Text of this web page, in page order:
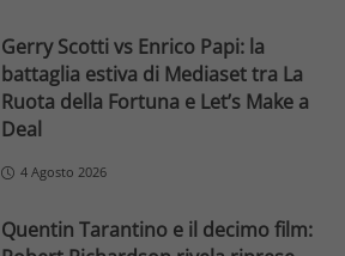
Gerry Scotti vs Enrico Papi: la
battaglia estiva di Mediaset tra La
Ruota della Fortuna e Let’s Make a
Deal
4 Agosto 2026
Quentin Tarantino e il decimo film: